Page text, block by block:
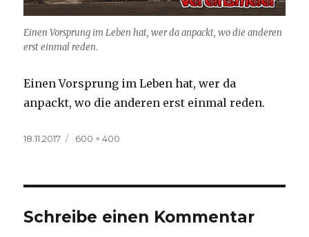
Einen Vorsprung im Leben hat, wer da anpackt, wo die anderen
erst einmal reden.
Einen Vorsprung im Leben hat, wer da
anpackt, wo die anderen erst einmal reden.
Veröffentlicht
18.11.2017
Volle
600 × 400
Schreibe einen Kommentar